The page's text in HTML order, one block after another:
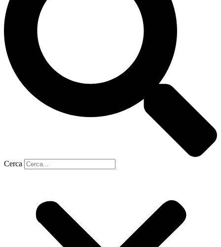
Cerca